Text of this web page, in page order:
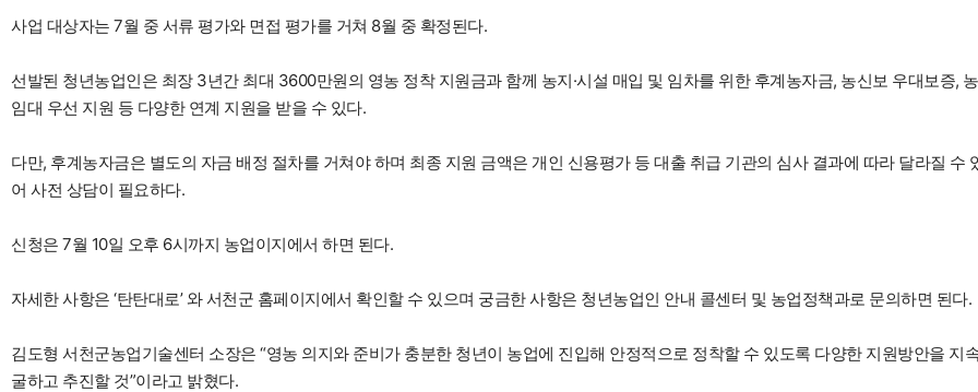
사업 대상자는 7월 중 서류 평가와 면접 평가를 거쳐 8월 중 확정된다.
선발된 청년농업인은 최장 3년간 최대 3600만원의 영농 정착 지원금과 함께 농지·시설 매입 및 임차를 위한 후계농자금, 농신보 우대보증,
임대 우선 지원 등 다양한 연계 지원을 받을 수 있다.
다만, 후계농자금은 별도의 자금 배정 절차를 거쳐야 하며 최종 지원 금액은 개인 신용평가 등 대출 취급 기관의 심사 결과에 따라 달라질 수
어 사전 상담이 필요하다.
신청은 7월 10일 오후 6시까지 농업이지에서 하면 된다.
자세한 사항은 ‘탄탄대로’ 와 서천군 홈페이지에서 확인할 수 있으며 궁금한 사항은 청년농업인 안내 콜센터 및 농업정책과로 문의하면 된다.
김도형 서천군농업기술센터 소장은 “영농 의지와 준비가 충분한 청년이 농업에 진입해 안정적으로 정착할 수 있도록 다양한 지원방안을 지
굴하고 추진할 것”이라고 밝혔다.